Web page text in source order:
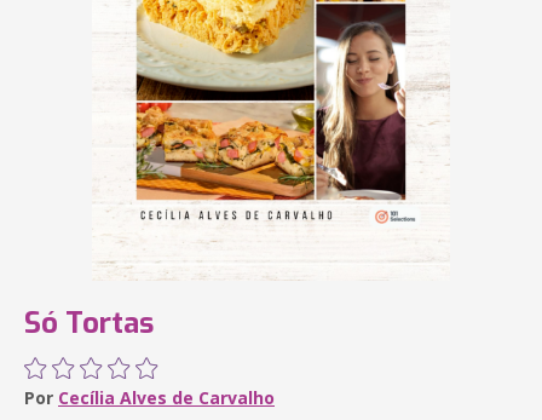
Só Tortas
Por Cecília Alves de Carvalho